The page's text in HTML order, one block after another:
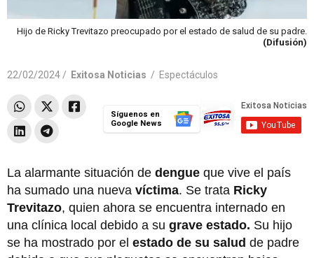
Hijo de Ricky Trevitazo preocupado por el estado de salud de su padre.
(Difusión)
22/02/2024 / Exitosa Noticias / Espectáculos
Síguenos en
Google News
La alarmante situación de dengue que vive el país
ha sumado una nueva víctima. Se trata Ricky
Trevitazo, quien ahora se encuentra internado en
una clínica local debido a su grave estado. Su hijo
se ha mostrado por el estado de su salud de padre